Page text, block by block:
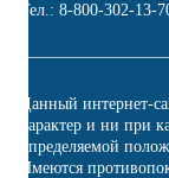
Тел.: 8-800-302-13-
Данный интернет-
характер и ни при
определяемой
Имеются